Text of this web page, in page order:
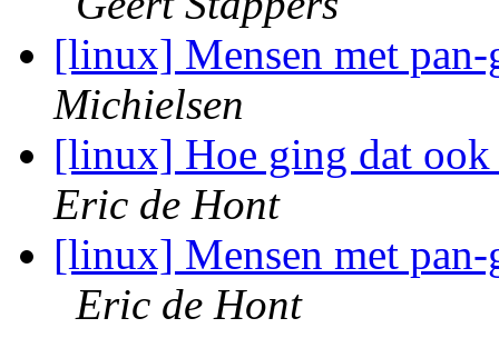
[linux] Mensen met
Michielsen
[linux] Hoe ging dat
Eric de Hont
[linux] Mensen met pan-
Eric de Hont